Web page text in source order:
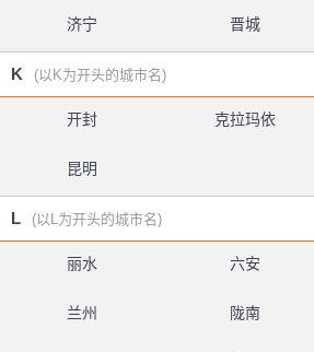
济宁 晋城
K (以K为开头的城市名)
开封 克拉玛依
昆明
L (以L为开头的城市名)
丽水 六安
兰州 陇南